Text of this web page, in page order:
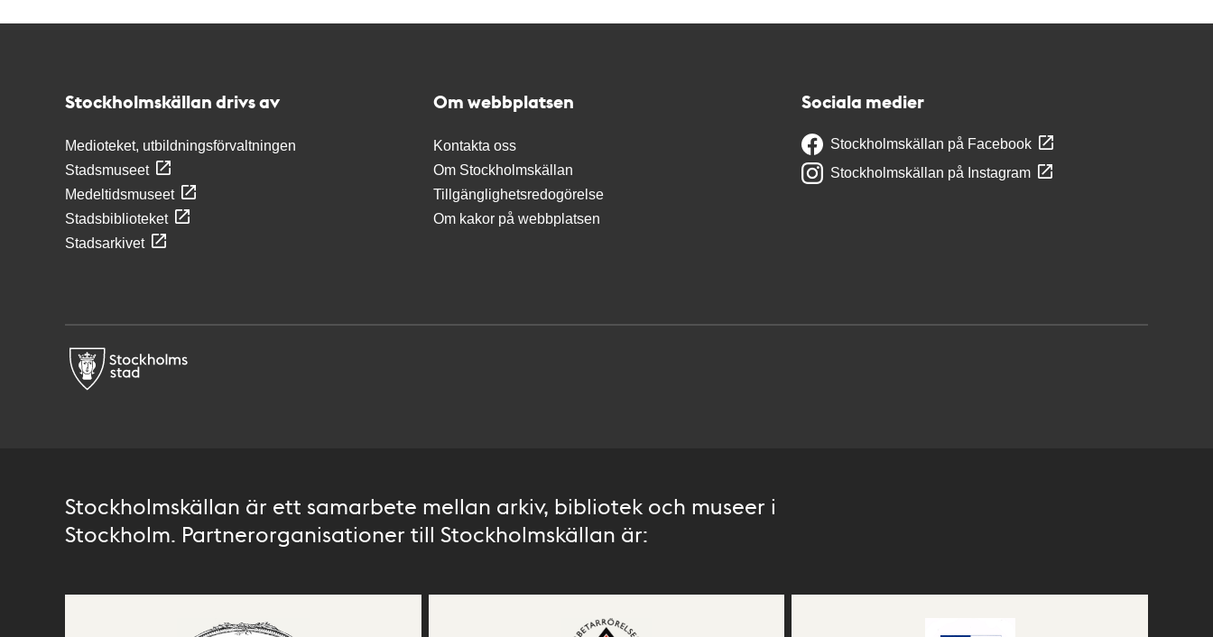
Stockholmskällan drivs av
Medioteket, utbildningsförvaltningen
Stadsmuseet
Medeltidsmuseet
Stadsbiblioteket
Stadsarkivet
Om webbplatsen
Kontakta oss
Om Stockholmskällan
Tillgänglighetsredogörelse
Om kakor på webbplatsen
Sociala medier
Stockholmskällan på Facebook
Stockholmskällan på Instagram
Stockholmskällan är ett samarbete mellan arkiv, bibliotek och museer i
Stockholm. Partnerorganisationer till Stockholmskällan är: